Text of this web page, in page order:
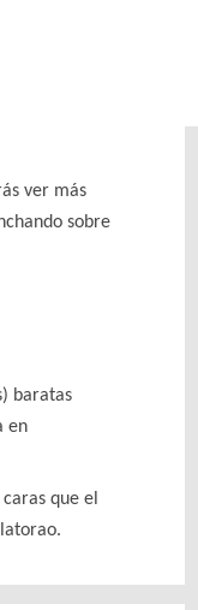
ver más
sobre
baratas
en
que el